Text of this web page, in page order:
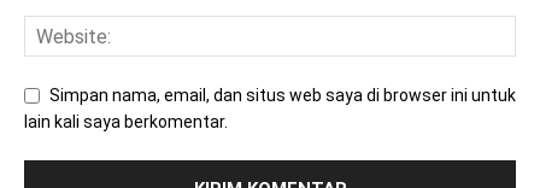
Simpan nama, email, dan situs web saya di browser ini untuk
lain kali saya berkomentar.